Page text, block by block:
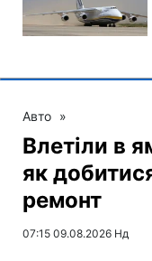
Авто »
Влетіли в
як
ремонт
07:15 09.08.2026 Нд